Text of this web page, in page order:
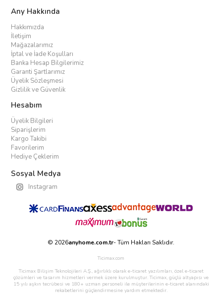
Any Hakkında
Hakkımızda
İletişim
Mağazalarımız
İptal ve İade Koşulları
Banka Hesap Bilgilerimiz
Garanti Şartlarımız
Üyelik Sözleşmesi
Gizlilik ve Güvenlik
Hesabım
Üyelik Bilgileri
Siparişlerim
Kargo Takibi
Favorilerim
Hediye Çeklerim
Sosyal Medya
Instagram
© 2026anyhome.com.tr- Tüm Hakları Saklıdır.
Ticimax.com
Ticimax Bilişim Teknolojileri A.Ş., ağırlıklı olarak e-ticaret yazılımları, özel e-ticaret
çözümleri ve tasarım hizmetleri vermek üzere kurulmuştur. Ticimax, güçlü altyapısı ve
15 yılı aşkın tecrübesi ve 180+ uzman personeli ile müşterilerinin e-ticaret alanındaki
rekabetlerini güçlendirmesine yardım etmektedir.